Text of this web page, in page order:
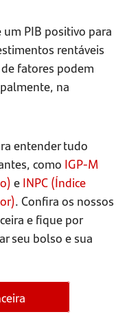
PIB positivo para
rentáveis
fatores podem
na
entender tudo
como IGP-M
e INPC (Índice
. Confira os nossos
e fique por
seu bolso e sua